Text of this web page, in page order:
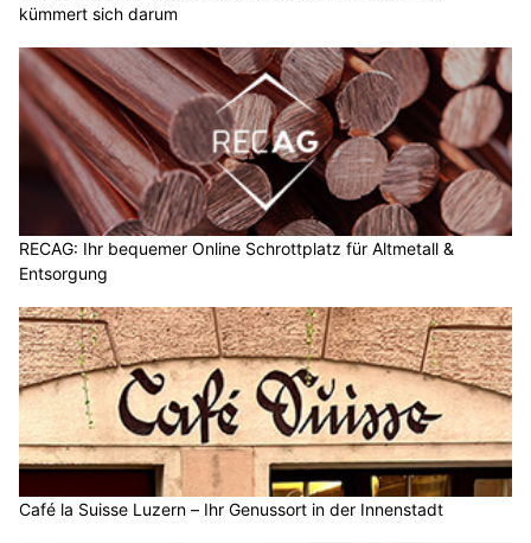
kümmert sich darum
RECAG: Ihr bequemer Online Schrottplatz für Altmetall &
Entsorgung
Café la Suisse Luzern – Ihr Genussort in der Innenstadt